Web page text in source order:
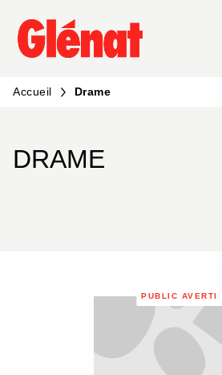
MENU RECHERCHE
PIED DE PAGE
Accueil Drame
DRAME
PUBLIC AVERTI